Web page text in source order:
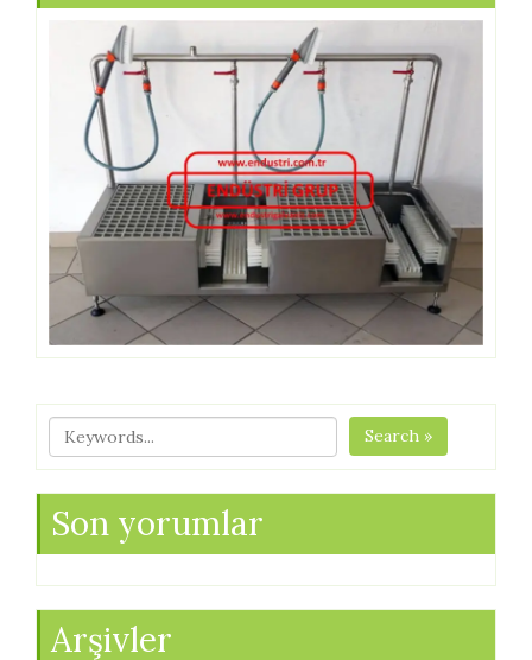
Search »
Son yorumlar
Arşivler